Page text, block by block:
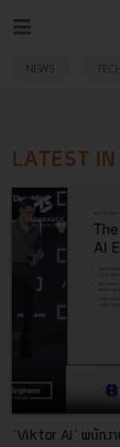
NEWS
LATEST
‘Viktor AI’ พนักง